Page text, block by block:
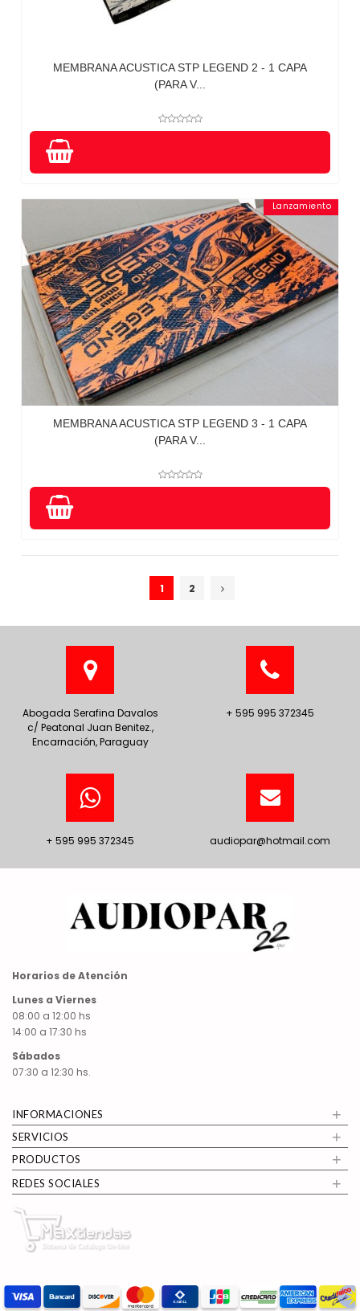
MEMBRANA ACUSTICA STP LEGEND 2 - 1 CAPA
(PARA V...
Lanzamiento
MEMBRANA ACUSTICA STP LEGEND 3 - 1 CAPA
(PARA V...
1 2
Abogada Serafina Davalos
c/ Peatonal Juan Benitez.,
Encarnación, Paraguay
+ 595 995 372345
+ 595 995 372345 audiopar@hotmail.com
Horarios de Atención
Lunes a Viernes
08:00 a 12:00 hs
14:00 a 17:30 hs
Sábados
07:30 a 12:30 hs.
INFORMACIONES +
SERVICIOS +
PRODUCTOS +
REDES SOCIALES +